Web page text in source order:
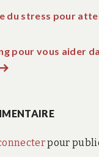
du stress pour
pour vous aider
Article
pour